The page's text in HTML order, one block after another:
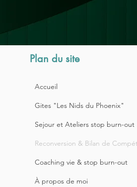
Plan du site
Accueil
Gites "Les Nids du Phoenix"
Sejour et Ateliers stop burn-out
Reconversion & Bilan de
Coaching vie & stop burn-out
À propos de moi